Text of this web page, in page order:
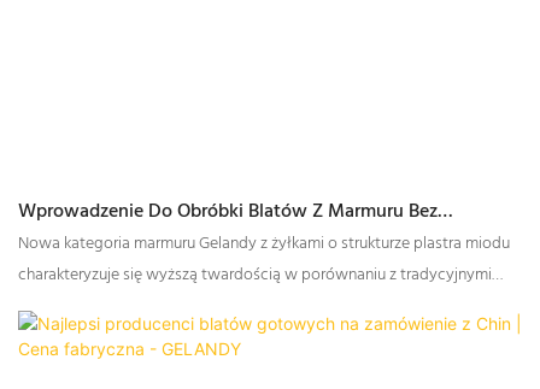
Wprowadzenie Do Obróbki Blatów Z Marmuru Bez
Krzemionki Krystalicznej W GELANDY
Nowa kategoria marmuru Gelandy z żyłkami o strukturze plastra miodu
charakteryzuje się wyższą twardością w porównaniu z tradycyjnymi
materiałami o strukturze plastra miodu. Po przeprowadzeniu testów
obróbki, tradycyjne narzędzia do obróbki powierzchni plastra miodu,